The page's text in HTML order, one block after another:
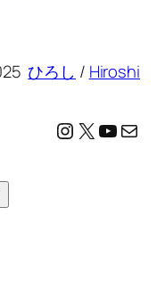
ひろし / Hiroshi
Instagram
X メール